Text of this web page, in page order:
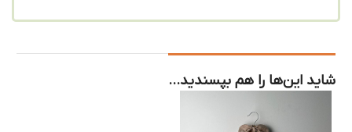
شاید این‌ها را هم بپسندید…